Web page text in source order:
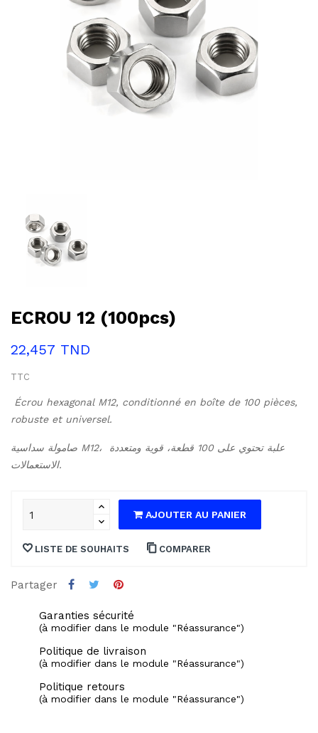
ECROU 12 (100pcs)
22,457 TND
TTC
Écrou hexagonal M12, conditionné en boîte de 100 pièces,
robuste et universel.
صامولة سداسية M12، علبة تحتوي على 100 قطعة، قوية ومتعددة
الاستعمالات.
AJOUTER AU PANIER
LISTE DE SOUHAITS COMPARER
Partager
Garanties sécurité
(à modifier dans le module "Réassurance")
Politique de livraison
(à modifier dans le module "Réassurance")
Politique retours
(à modifier dans le module "Réassurance")